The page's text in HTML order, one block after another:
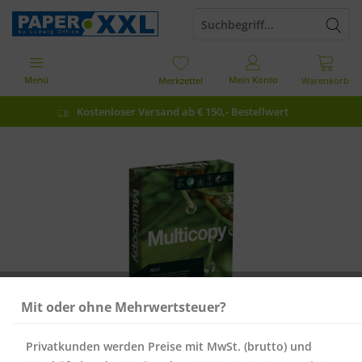
Kostenloser Versand ab € 150,- Bestellwert
Warenkorb
Merkzettel Mein Konto
Menü
Mit oder ohne Mehrwertsteuer?
Privatkunden werden Preise mit MwSt. (brutto) und